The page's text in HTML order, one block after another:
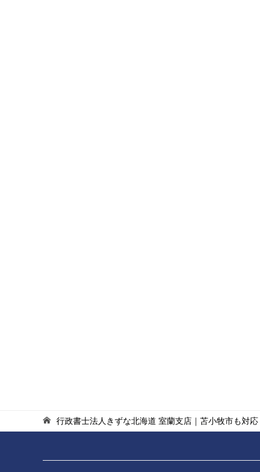
行政書士法人きずな北海道 室蘭支店｜苫小牧市も対応